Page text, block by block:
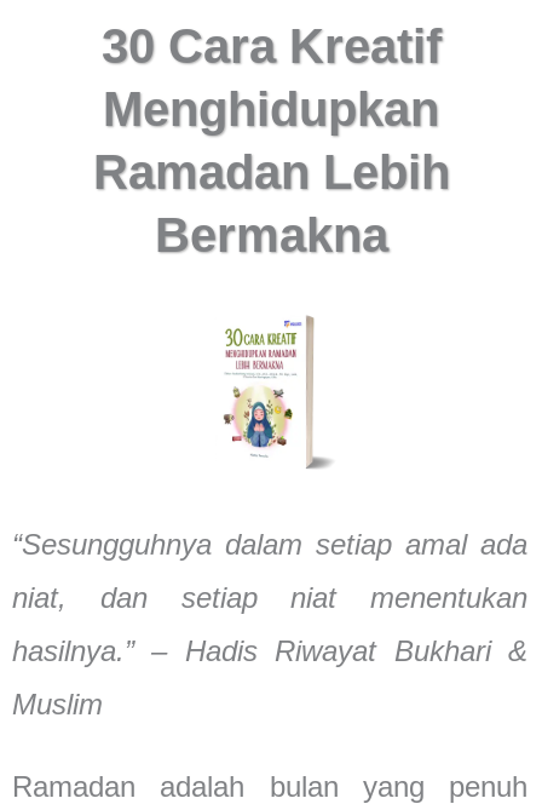
30 Cara Kreatif
Menghidupkan
Ramadan Lebih
Bermakna
“Sesungguhnya dalam setiap amal ada
niat, dan setiap niat menentukan
hasilnya.” – Hadis Riwayat Bukhari &
Muslim
Ramadan adalah bulan yang penuh